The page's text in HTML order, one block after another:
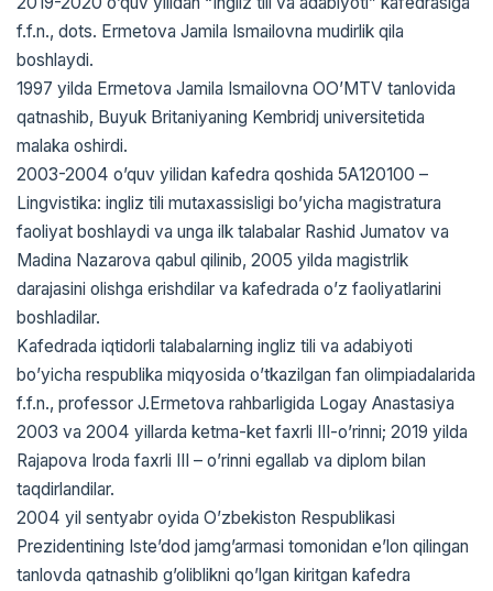
f.f.n., dots. Ermetova Jamila Ismailovna mudirlik qila
boshlaydi.
1997 yilda Ermetova Jamila Ismailovna OOʼMTV tanlovida
qatnashib, Buyuk Britaniyaning Kembridj universitetida
malaka oshirdi.
2003-2004 oʼquv yilidan kafedra qoshida 5А120100 –
Lingvistika: ingliz tili mutaxassisligi boʼyicha magistratura
faoliyat boshlaydi va unga ilk talabalar Rashid Jumatov va
Madina Nazarova qabul qilinib, 2005 yilda magistrlik
darajasini olishga erishdilar va kafedrada oʼz faoliyatlarini
boshladilar.
Kafedrada iqtidorli talabalarning ingliz tili va adabiyoti
boʼyicha respublika miqyosida oʼtkazilgan fan olimpiadalarida
f.f.n., professor J.Ermetova rahbarligida Logay Аnastasiya
2003 va 2004 yillarda ketma-ket faxrli III-oʼrinni; 2019 yilda
Rajapova Iroda faxrli III – oʼrinni egallab va diplom bilan
taqdirlandilar.
2004 yil sentyabr oyida Oʼzbekiston Respublikasi
Prezidentining Isteʼdod jamgʼarmasi tomonidan eʼlon qilingan
tanlovda qatnashib gʼoliblikni qoʼlgan kiritgan kafedra